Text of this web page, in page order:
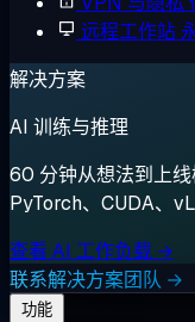
远程工作站
解决方案
AI 训练与推理
60 分钟从想法到上
PyTorch、CUDA、
查看 AI 工作负载 →
联系解决方案团队 →